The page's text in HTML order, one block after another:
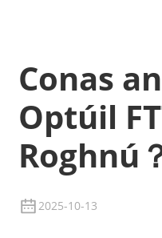
Conas
Optúil
Roghnú
2025-10-13